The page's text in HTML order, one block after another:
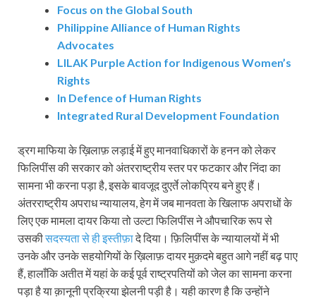
Focus on the Global South
Philippine Alliance of Human Rights
Advocates
LILAK Purple Action for Indigenous Women’s
Rights
In Defence of Human Rights
Integrated Rural Development Foundation
ड्रग माफिया के ख़िलाफ़ लड़ाई में हुए मानवाधिकारों के हनन को लेकर
फि‍लिपींस की‍ सरकार को अंतरराष्ट्रीय स्तर पर फटकार और निंदा का
सामना भी करना पड़ा है, इसके बावजूद दुएर्ते लोकप्रिय बने हुए हैं।
अंतरराष्ट्रीय अपराध न्यायालय, हेग में जब मानवता के खिलाफ अपराधों के
लिए एक मामला दायर किया तो उल्टा फिलिपींस ने औपचारिक रूप से
उसकीसदस्यता से ही इस्तीफ़ादे दिया। फ़िलिपींस के न्यायालयों में भी
उनके और उनके सहयोगियों के ख़िलाफ़ दायर मुक़दमे बहुत आगे नहीं बढ़ पाए
हैं, हालाँकि अतीत में यहां के कई पूर्व राष्ट्रपतियों को जेल का सामना करना
पड़ा है या क़ानूनी प्रक्रिया झेलनी पड़ी है। यही कारण है कि उन्होंने